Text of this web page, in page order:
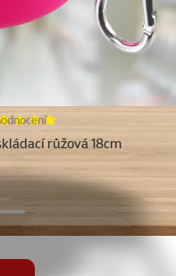
růžová 18cm
100%, počet hodnocení:
Modrá